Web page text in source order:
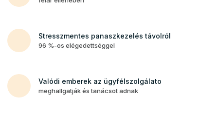
Stresszmentes panaszkezelés távolról
96 %-os elégedettséggel
Valódi emberek az ügyfélszolgálato
meghallgatják és tanácsot adnak